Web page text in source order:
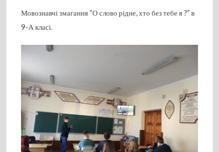
Мовознавчі змагання “О слово рідне, хто без тебе я ?” в
9-А класі.